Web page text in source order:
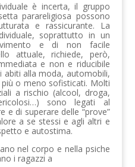
è incerta, il gruppo
parareligiosa possono
e rassicurante. La
soprattutto in un
e di non facile
attuale, richiede, però,
e non e riducibile
abiti alla moda, automobili,
o meno sofisticati. Molti
a rischio (alcool, droga,
sono legati al
e di superare delle “prove”
a se stessi e agli altri e
e autostima.
nel corpo e nella psiche
i ragazzi a